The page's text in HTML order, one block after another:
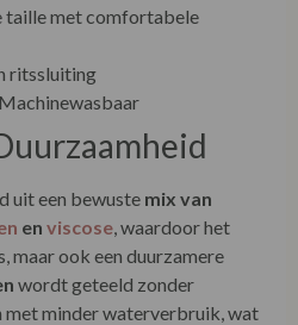
uit een bewuste
en viscose , waardoor het
wordt geteeld zonder
minder waterverbruik, wat
je huid.Linnenstaat bekend
eigenschappen, terwijl
viscoseop een